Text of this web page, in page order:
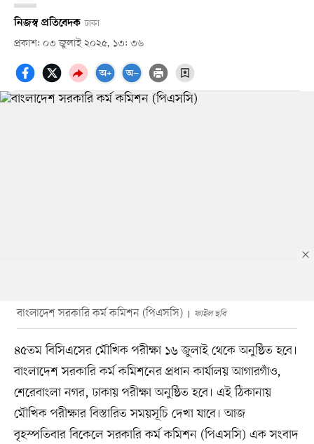
নিজস্ব প্রতিবেদক ঢাকা
প্রকাশ: ০৩ জুলাই ২০২৫, ১৩: ৩৬
বাংলাদেশ সরকারি কর্ম কমিশন (পিএসসি) ফাইল ছবি
৪৫তম বিসিএসের মৌখিক পরীক্ষা ১৬ জুলাই থেকে অনুষ্ঠিত হবে।
‎বাংলাদেশ সরকারি কর্ম কমিশনের প্রধান কার্যালয় আগারগাঁও,
শেরেবাংলা নগর, ঢাকায় পরীক্ষা অনুষ্ঠিত হবে। এই ঠিকানায়
মৌখিক পরীক্ষার বিস্তারিত সময়সূচি দেখা যাবে। আজ
বৃহস্পতিবার বিকেলে সরকারি কর্ম কমিশন (পিএসসি) এক সংবাদ